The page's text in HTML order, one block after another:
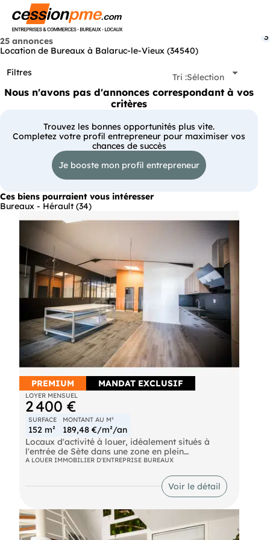
25 annonces
Location de Bureaux à Balaruc-le-Vieux (34540)
Filtres
3
Tri :Sélection
Nous n'avons pas d'annonces correspondant à vos
critères
Trouvez les bonnes opportunités plus vite.
Completez votre profil entrepreneur pour maximiser vos
chances de succès
Je booste mon profil entrepreneur
Ces biens pourraient vous intéresser
Bureaux - Hérault (34)
PREMIUM MANDAT EXCLUSIF
A louer bureaux à l'entrée de Sète
LOYER MENSUEL
2 400 €
SURFACE
152 m²
MONTANT AU M²
189,48 €/m²/an
Locaux d'activité à louer, idéalement situés à
l'entrée de Sète dans une zone en plein
développement, proche de toutes commodités
Locaux équipés de manière qualitative
comprenant 7 bureaux (dont 3 d'environ 15m2
pouvant être affectés en salle de réunion ou
espace de travail partagé), 1 grand open space de
A LOUER IMMOBILIER D'ENTREPRISE BUREAUX
Voir le détail